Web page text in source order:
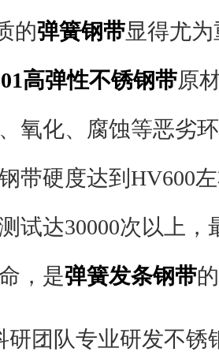
的弹簧钢带显得尤
高弹性不锈钢带原
氧化、腐蚀等恶劣
带硬度达到HV600
试达30000次以上
，是弹簧发条钢带
研团队专业研发不锈